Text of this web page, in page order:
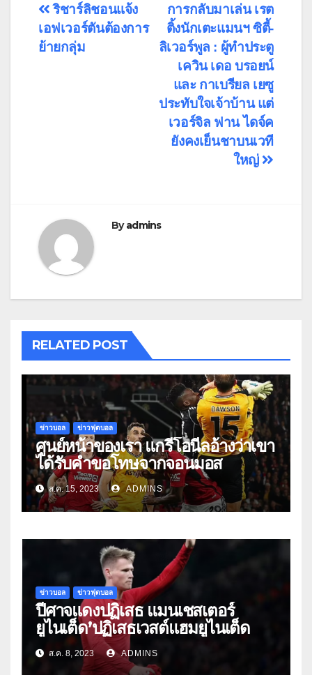
แนะแนว
เรื่อง
การกลับมาเล่น เรต
ติ้งนักเตะแมนฯ ซิตี้-
ลิเวอร์พูล : ผู้ทําประตู
เควิน เดอ บรอยน์
และ กาเบรียล เยซู
ประทับใจเจ้าบ้าน แต่
เวอร์จิล ฟาน ไดจ์ค
ยังคงเย็นชาบนเวที
ใหญ่
ริชาร์ลิชอนแจ้ง
เอฟเวอร์ตันต้องการ
ย้ายกลุ่ม
Byadmins
RELATED POST
ข่าวบอล ข่าวฟุตบอล
ศูนย์หน้าของเรา แกรี่โอนีลอ้างว่าเขา
ได้รับคำขอโทษจากจอนมอส
ส.ค. 15, 2023 ADMINS
ข่าวบอล ข่าวฟุตบอล
ปีศาจแดงปฏิเสธ แมนเชสเตอร์
ยูไนเต็ด’ปฏิเสธเวสต์แฮมยูไนเต็ด
ส.ค. 8, 2023 ADMINS